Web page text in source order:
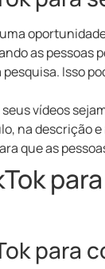
as pessoas
Isso
vídeos
na descrição
que as
para